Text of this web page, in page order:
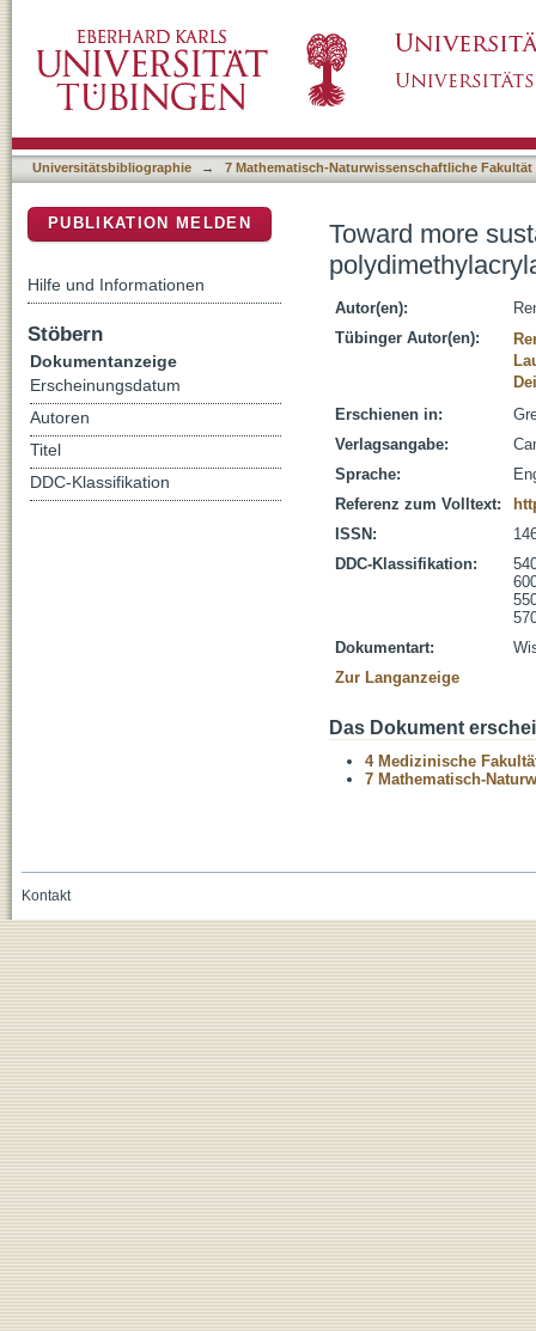
implementation
Universitätsbibliographie → 7 Mathematisch-Naturwissenschaftliche Fakultät
Toward more
Autor(en):
Tübinger Autor(en):
Erschienen in:
Verlagsangabe:
Sprache:
Referenz zum Volltext:
ISSN:
DDC-Klassifikation:
Dokumentart:
Zur Langanzeige
Das Dokument
4 Medizinische
7 Mathematisch-
PUBLIKATION MELDEN
Hilfe und Informationen
Stöbern
Dokumentanzeige
Erscheinungsdatum
Autoren
Titel
DDC-Klassifikation
Kontakt